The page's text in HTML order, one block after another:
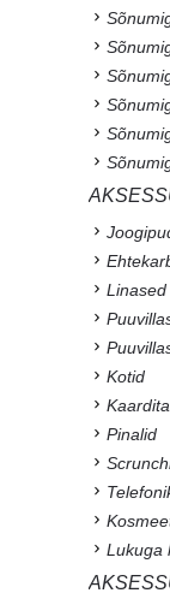
Linased
Kotid
Pinalid
Lukuga